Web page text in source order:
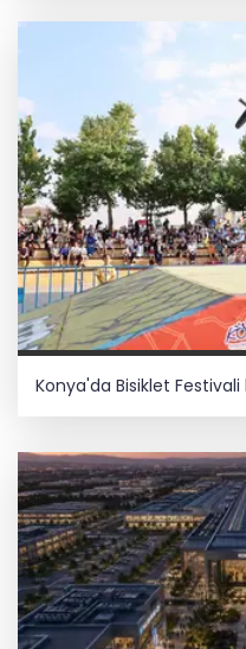
Konya'da Bisiklet Festivali